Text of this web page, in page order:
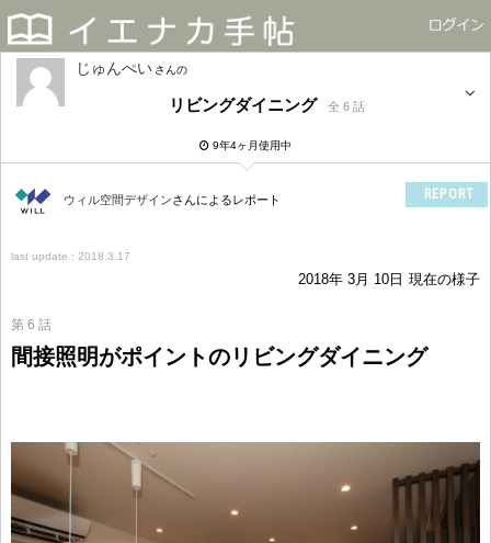
じゅんぺい さん
リビングダイニング 全 6 話
9年4ヶ月使用中
ウィル空間デザインさんによるレポート REPORT
last update : 2018.3.17
2018年 3月 10日 現在の様子
第 6 話
間接照明がポイントのリビングダイニング